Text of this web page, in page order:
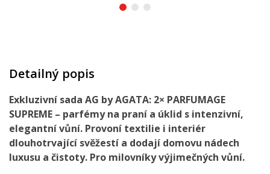
Detailný popis
Exkluzivní sada AG by AGATA: 2× PARFUMAGE
SUPREME – parfémy na praní a úklid s intenzivní,
elegantní vůní. Provoní textilie i interiér
dlouhotrvající svěžestí a dodají domovu nádech
luxusu a čistoty. Pro milovníky výjimečných vůní.